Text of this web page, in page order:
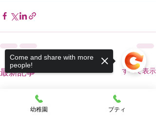
最新記事 すべて表示
幼稚園 プティ
Come and share with more
people!